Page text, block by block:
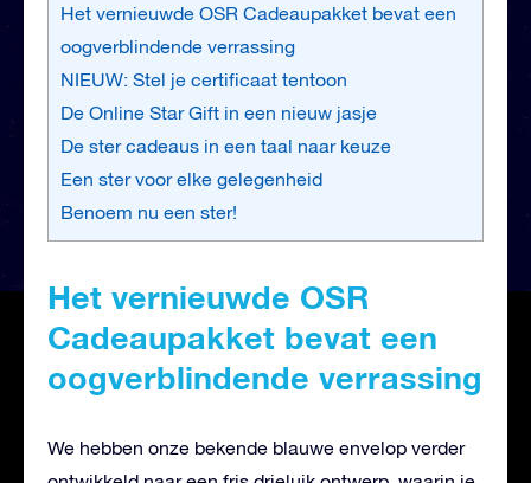
Het vernieuwde OSR Cadeaupakket bevat een
oogverblindende verrassing
NIEUW: Stel je certificaat tentoon
De Online Star Gift in een nieuw jasje
De ster cadeaus in een taal naar keuze
Een ster voor elke gelegenheid
Benoem nu een ster!
Het vernieuwde OSR
Cadeaupakket bevat een
oogverblindende verrassing
We hebben onze bekende blauwe envelop verder